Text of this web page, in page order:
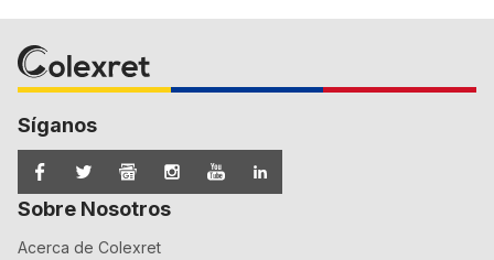
Síganos
Sobre Nosotros
Acerca de Colexret